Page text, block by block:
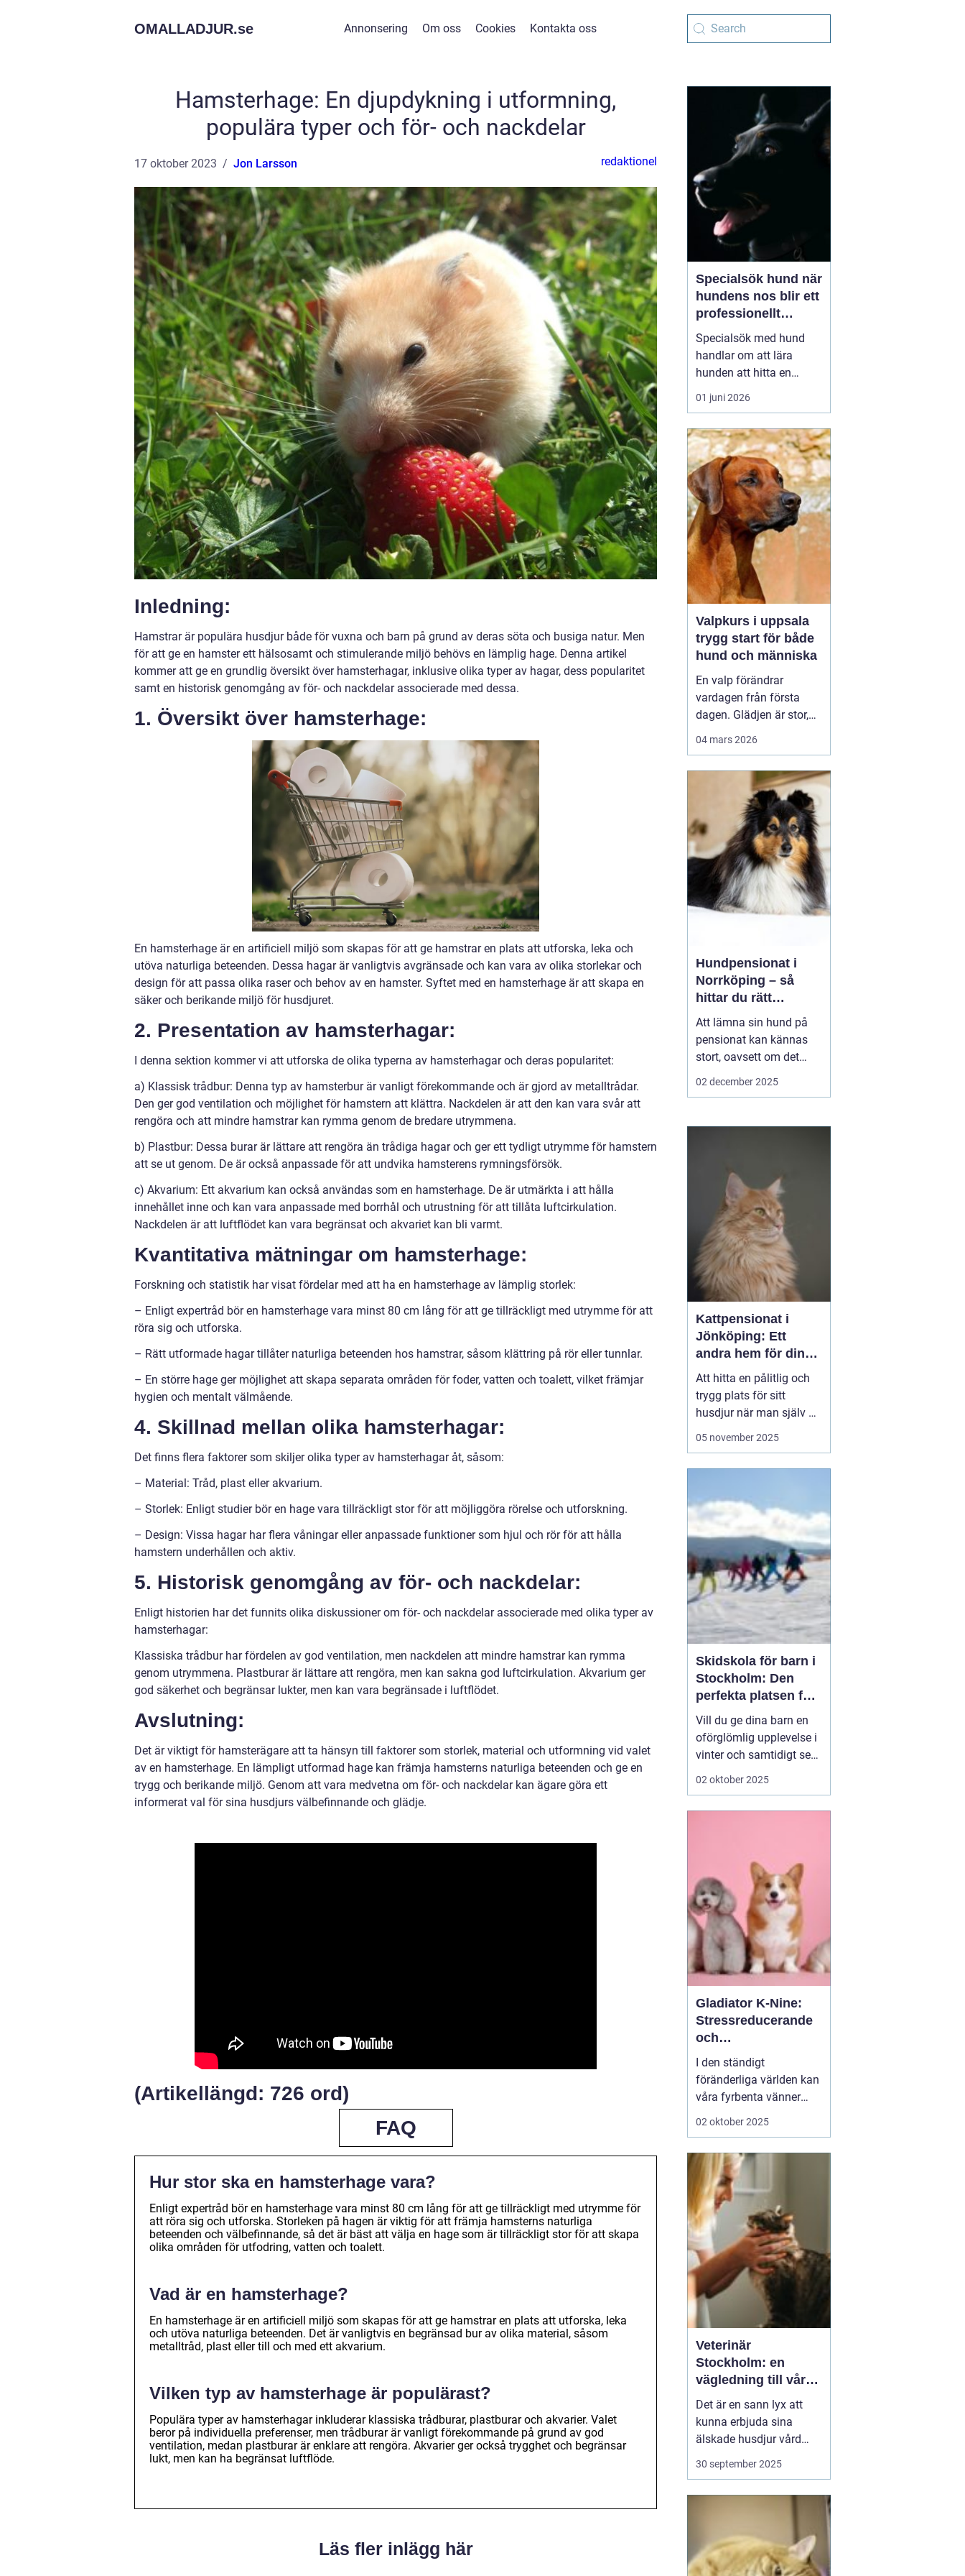
OMALLADJUR.se Annonsering Om oss Cookies Kontakta oss
Hamsterhage: En djupdykning i utformning,
populära typer och för- och nackdelar
17 oktober 2023 Jon Larsson redaktionel
Inledning:
Hamstrar är populära husdjur både för vuxna och barn på grund av deras söta och busiga natur. Men
för att ge en hamster ett hälsosamt och stimulerande miljö behövs en lämplig hage. Denna artikel
kommer att ge en grundlig översikt över hamsterhagar, inklusive olika typer av hagar, dess popularitet
samt en historisk genomgång av för- och nackdelar associerade med dessa.
1. Översikt över hamsterhage:
En hamsterhage är en artificiell miljö som skapas för att ge hamstrar en plats att utforska, leka och
utöva naturliga beteenden. Dessa hagar är vanligtvis avgränsade och kan vara av olika storlekar och
design för att passa olika raser och behov av en hamster. Syftet med en hamsterhage är att skapa en
säker och berikande miljö för husdjuret.
2. Presentation av hamsterhagar:
I denna sektion kommer vi att utforska de olika typerna av hamsterhagar och deras popularitet:
a) Klassisk trådbur: Denna typ av hamsterbur är vanligt förekommande och är gjord av metalltrådar.
Den ger god ventilation och möjlighet för hamstern att klättra. Nackdelen är att den kan vara svår att
rengöra och att mindre hamstrar kan rymma genom de bredare utrymmena.
b) Plastbur: Dessa burar är lättare att rengöra än trådiga hagar och ger ett tydligt utrymme för hamstern
att se ut genom. De är också anpassade för att undvika hamsterens rymningsförsök.
c) Akvarium: Ett akvarium kan också användas som en hamsterhage. De är utmärkta i att hålla
innehållet inne och kan vara anpassade med borrhål och utrustning för att tillåta luftcirkulation.
Nackdelen är att luftflödet kan vara begränsat och akvariet kan bli varmt.
Kvantitativa mätningar om hamsterhage:
Forskning och statistik har visat fördelar med att ha en hamsterhage av lämplig storlek:
– Enligt expertråd bör en hamsterhage vara minst 80 cm lång för att ge tillräckligt med utrymme för att
röra sig och utforska.
– Rätt utformade hagar tillåter naturliga beteenden hos hamstrar, såsom klättring på rör eller tunnlar.
– En större hage ger möjlighet att skapa separata områden för foder, vatten och toalett, vilket främjar
hygien och mentalt välmående.
4. Skillnad mellan olika hamsterhagar:
Det finns flera faktorer som skiljer olika typer av hamsterhagar åt, såsom:
– Material: Tråd, plast eller akvarium.
– Storlek: Enligt studier bör en hage vara tillräckligt stor för att möjliggöra rörelse och utforskning.
– Design: Vissa hagar har flera våningar eller anpassade funktioner som hjul och rör för att hålla
hamstern underhållen och aktiv.
5. Historisk genomgång av för- och nackdelar:
Enligt historien har det funnits olika diskussioner om för- och nackdelar associerade med olika typer av
hamsterhagar:
Klassiska trådbur har fördelen av god ventilation, men nackdelen att mindre hamstrar kan rymma
genom utrymmena. Plastburar är lättare att rengöra, men kan sakna god luftcirkulation. Akvarium ger
god säkerhet och begränsar lukter, men kan vara begränsade i luftflödet.
Avslutning:
Det är viktigt för hamsterägare att ta hänsyn till faktorer som storlek, material och utformning vid valet
av en hamsterhage. En lämpligt utformad hage kan främja hamsterns naturliga beteenden och ge en
trygg och berikande miljö. Genom att vara medvetna om för- och nackdelar kan ägare göra ett
informerat val för sina husdjurs välbefinnande och glädje.
(Artikellängd: 726 ord)
FAQ
Hur stor ska en hamsterhage vara?
Enligt expertråd bör en hamsterhage vara minst 80 cm lång för att ge tillräckligt med utrymme för
att röra sig och utforska. Storleken på hagen är viktig för att främja hamsterns naturliga
beteenden och välbefinnande, så det är bäst att välja en hage som är tillräckligt stor för att skapa
olika områden för utfodring, vatten och toalett.
Vad är en hamsterhage?
En hamsterhage är en artificiell miljö som skapas för att ge hamstrar en plats att utforska, leka
och utöva naturliga beteenden. Det är vanligtvis en begränsad bur av olika material, såsom
metalltråd, plast eller till och med ett akvarium.
Vilken typ av hamsterhage är populärast?
Populära typer av hamsterhagar inkluderar klassiska trådburar, plastburar och akvarier. Valet
beror på individuella preferenser, men trådburar är vanligt förekommande på grund av god
ventilation, medan plastburar är enklare att rengöra. Akvarier ger också trygghet och begränsar
lukt, men kan ha begränsat luftflöde.
Läs fler inlägg här
Specialsök hund när
hundens nos blir ett
professionellt
verktyg
Specialsök med hund
handlar om att lära
hunden att hitta en
specifik doft, till exempel
narkotika, vägglöss,
ämnen som människor
har svårt att upptäcka
själva. Genom
strukturerad träning kan
både arbets- och
sällskapshundar ut...
01 juni 2026
Valpkurs i uppsala
trygg start för både
hund och människa
En valp förändrar
vardagen från första
dagen. Glädjen är stor,
följsam och social hund.
En genomtänktvalpkurs
upsala
ger både valp
och äga...
04 mars 2026
Hundpensionat i
Norrköping – så
hittar du rätt
omsorg för din hund
Att lämna sin hund på
pensionat kan kännas
stort, oavsett om det
gäller en hel semester
runt Norrköping letar
hunden blir...
02 december 2025
Kattpensionat i
Jönköping: Ett
andra hem för din
katt
Att hitta en pålitlig och
trygg plats för sitt
husdjur när man själv är
på resande fot kan
lösningen vara att lämna
katten...
05 november 2025
Skidskola för barn i
Stockholm: Den
perfekta platsen för
små blivande
skidåkare
Vill du ge dina barn en
oförglömlig upplevelse i
vinter och samtidigt se
dem utvecklas på
erbjuder många
möjligheter f&o...
02 oktober 2025
Gladiator K-Nine:
Stressreducerande
och
ångestdämpande
hundhalsband
I den ständigt
föränderliga världen kan
våra fyrbenta vänner
uppleva att livet blir
mänskliga problem;
många hundägare kan
intyga att d...
02 oktober 2025
Veterinär
Stockholm: en
vägledning till vård i
hemmiljö
Det är en sann lyx att
kunna erbjuda sina
älskade husdjur vård
direkt i hemmet. I
storstaden, där tiden
professionell veterinär
en högst v&aum...
30 september 2025